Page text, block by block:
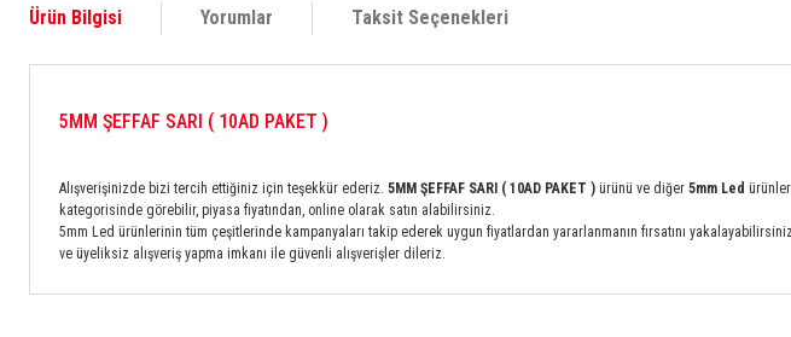
Ürün Bilgisi Yorumlar Taksit Seçenekleri
5MM ŞEFFAF SARI ( 10AD PAKET )
Alışverişinizde bizi tercih ettiğiniz için teşekkür ederiz. 5MM ŞEFFAF SARI ( 10AD PAKET ) ürünü ve diğer 5mm Led
kategorisinde görebilir, piyasa fiyatından, online olarak satın alabilirsiniz.
5mm Led ürünlerinin tüm çeşitlerinde kampanyaları takip ederek uygun fiyatlardan yararlanmanın fırsatını
ve üyeliksiz alışveriş yapma imkanı ile güvenli alışverişler dileriz.